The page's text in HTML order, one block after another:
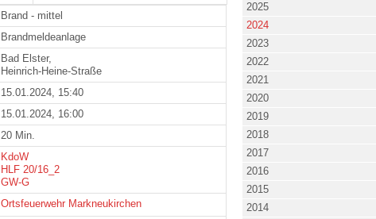
Brand - mittel
Brandmeldeanlage
Bad Elster,
Heinrich-Heine-Straße
15.01.2024, 15:40
15.01.2024, 16:00
20 Min.
KdoW
HLF 20/16_2
GW-G
Ortsfeuerwehr Markneukirchen
2025
2024
2023
2022
2021
2020
2019
2018
2017
2016
2015
2014